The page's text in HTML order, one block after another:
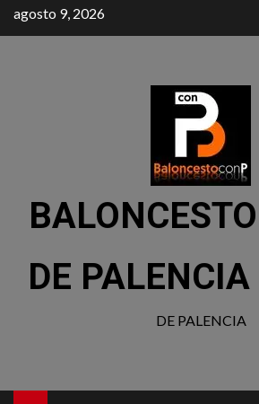
agosto 9, 2026
DE
DE PALENCIA